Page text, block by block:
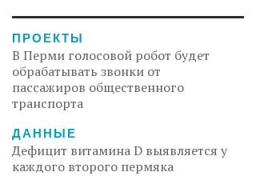
ПРОЕКТЫ
В Перми голосовой робот будет
обрабатывать звонки от
пассажиров общественного
транспорта
ДАННЫЕ
Дефицит витамина D выявляется у
каждого второго пермяка